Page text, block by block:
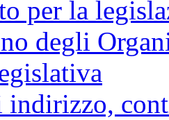
per la
degli